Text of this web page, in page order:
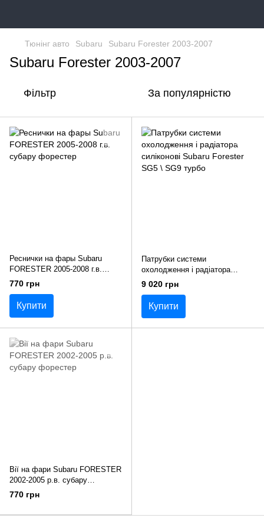
Тюнінг авто Subaru Subaru Forester 2003-2007
Subaru Forester 2003-2007
Фільтр За популярністю
Реснички на фары Subaru
FORESTER 2005-2008 г.в.
субару форестер
770 грн
Купити
Патрубки системи
охолодження і радіатора
силіконові Subaru Forester SG5
\ SG9 турбо
9 020 грн
Купити
Вії на фари Subaru FORESTER
2002-2005 р.в. субару
форестер
770 грн